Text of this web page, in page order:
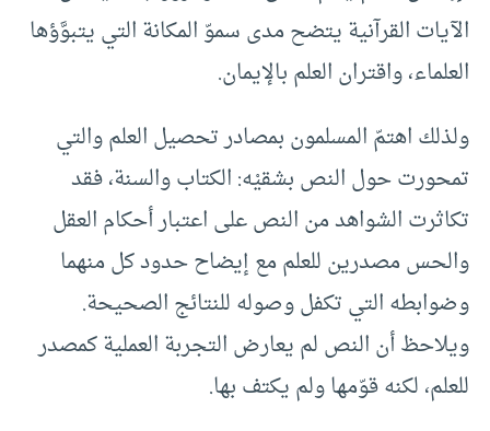
الآيات القرآنية يتضح مدى سموّ المكانة التي يتبوَّؤها
العلماء، واقتران العلم بالإيمان.
ولذلك اهتمّ المسلمون بمصادر تحصيل العلم والتي
تمحورت حول النص بشقيْه: الكتاب والسنة، فقد
تكاثرت الشواهد من النص على اعتبار أحكام العقل
والحس مصدرين للعلم مع إيضاح حدود كل منهما
وضوابطه التي تكفل وصوله للنتائج الصحيحة.
ويلاحظ أن النص لم يعارض التجربة العملية كمصدر
للعلم، لكنه قوّمها ولم يكتف بها.